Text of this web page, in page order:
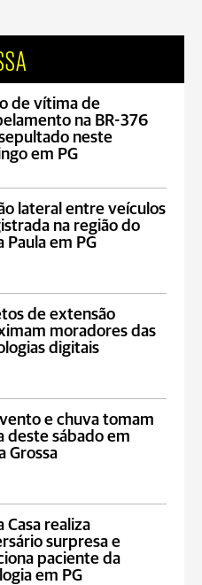
de vítima de
na BR-376
neste
em PG
lateral entre veículos
na região do
Paula em PG
de extensão
moradores das
digitais
e chuva tomam
deste sábado em
Grossa
Casa realiza
surpresa e
paciente da
em PG